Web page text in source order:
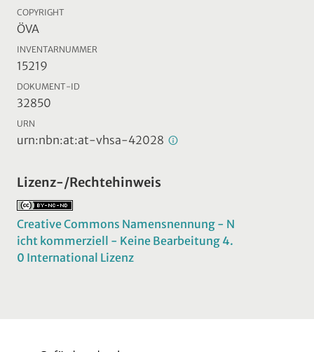
COPYRIGHT
ÖVA
INVENTARNUMMER
15219
DOKUMENT-ID
32850
URN
urn:nbn:at:at-vhsa-42028
Lizenz-/Rechtehinweis
Creative Commons Namensnennung - N
icht kommerziell - Keine Bearbeitung 4.
0 International Lizenz